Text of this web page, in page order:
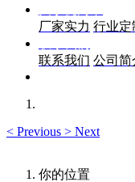
厂家实力 行业定
联系我们 公司简
< Previous > Next
你的位置